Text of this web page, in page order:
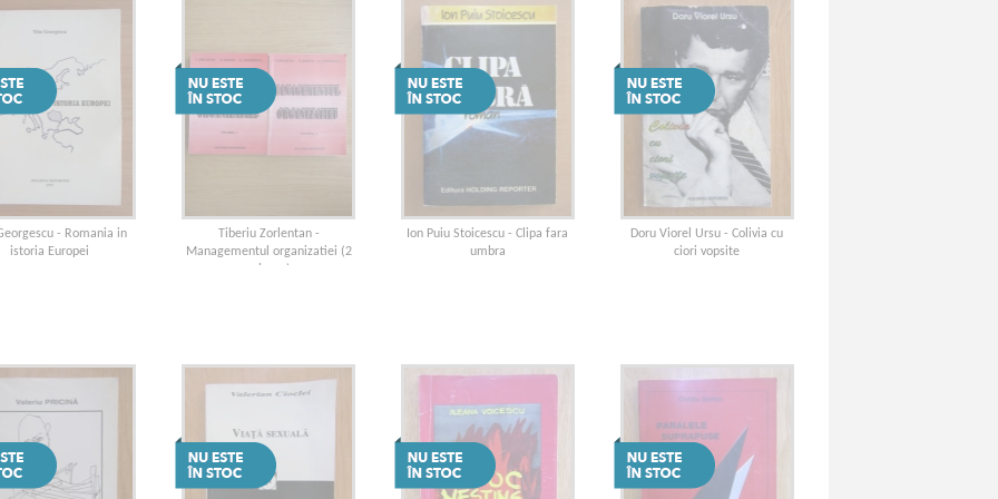
- Romania in
istoria Europei
Tiberiu Zorlentan -
Managementul organizatiei (2
volume)
Ion Puiu Stoicescu - Clipa fara
umbra
Doru Viorel Ursu - Colivia cu
ciori vopsite